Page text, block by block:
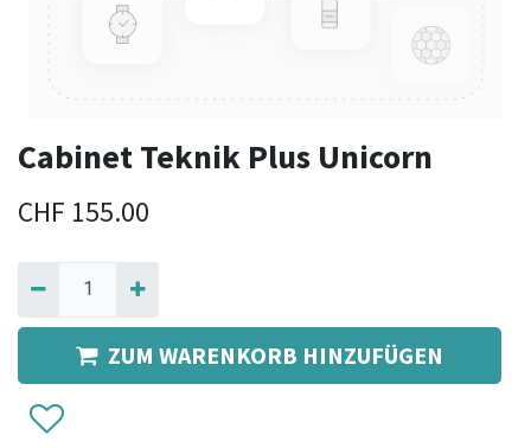
Cabinet Teknik Plus Unicorn
CHF 155.00
ZUM WARENKORB HINZUFÜGEN